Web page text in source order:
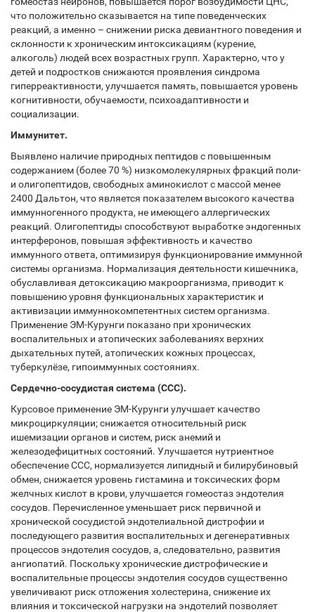
что положительно сказывается на типе поведенческих
реакций, а именно – снижении риска девиантного поведения и
склонности к хроническим интоксикациям (курение,
алкоголь) людей всех возрастных групп. Характерно, что у
детей и подростков снижаются проявления синдрома
гиперреактивности, улучшается память, повышается уровень
когнитивности, обучаемости, психоадаптивности и
социализации.
Иммунитет.
Выявлено наличие природных пептидов с повышенным
содержанием (более 70 %) низкомолекулярных фракций поли-
и олигопептидов, свободных аминокислот с массой менее
2400 Дальтон, что является показателем высокого качества
иммунногенного продукта, не имеющего аллергических
реакций. Олигопептиды способствуют выработке эндогенных
интерферонов, повышая эффективность и качество
иммунного ответа, оптимизируя функционирование иммунной
системы организма. Нормализация деятельности кишечника,
обуславливая детоксикацию макроорганизма, приводит к
повышению уровня функциональных характеристик и
активизации иммуннокомпетентных систем организма.
Применение ЭМ-Курунги показано при хронических
воспалительных и атопических заболеваниях верхних
дыхательных путей, атопических кожных процессах,
туберкулёзе, гипоиммунных состояниях.
Сердечно-сосудистая система (ССС).
Курсовое применение ЭМ-Курунги улучшает качество
микроциркуляции; снижается относительный риск
ишемизации органов и систем, риск анемий и
железодефицитных состояний. Улучшается нутриентное
обеспечение ССС, нормализуется липидный и билирубиновый
обмен, снижается уровень гистамина и токсических форм
желчных кислот в крови, улучшается гомеостаз эндотелия
сосудов. Перечисленное уменьшает риск первичной и
хронической сосудистой эндотелиальной дистрофии и
последующего развития воспалительных и дегенеративных
процессов эндотелия сосудов, а, следовательно, развития
ангиопатий. Поскольку хронические дистрофические и
воспалительные процессы эндотелия сосудов существенно
увеличивают риск отложения холестерина, снижение их
влияния и токсической нагрузки на эндотелий позволяет